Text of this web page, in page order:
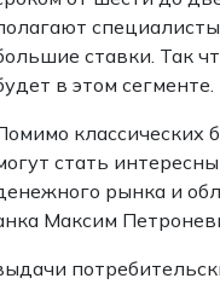
ставки. Так
в этом сегменте.
классических
стать
рынка и
Максим